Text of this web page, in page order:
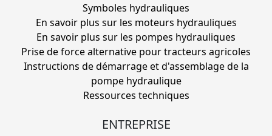
Symboles hydrauliques
En savoir plus sur les moteurs hydrauliques
En savoir plus sur les pompes hydrauliques
Prise de force alternative pour tracteurs agricoles
Instructions de démarrage et d'assemblage de la
pompe hydraulique
Ressources techniques
ENTREPRISE